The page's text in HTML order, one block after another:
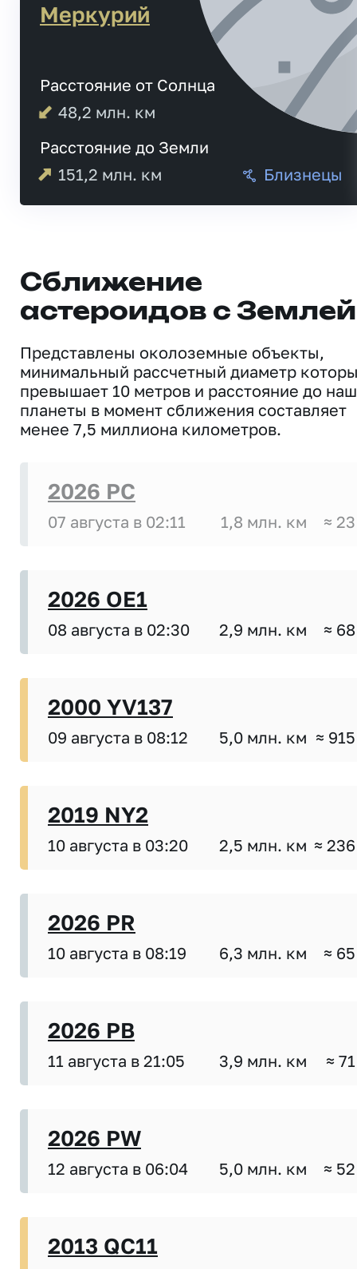
Меркурий
Расстояние от Солнца
48,2 млн. км
Расстояние до Земли
151,2 млн. км Близнецы
Сближение
астероидов с Землей
Представлены околоземные объекты,
минимальный рассчетный диаметр
превышает 10 метров и расстояние до
планеты в момент сближения составляет
менее 7,5 миллиона километров.
2026 PC
07 августа в 02:11 1,8 млн. км ≈
2026 OE1
08 августа в 02:30 2,9 млн. км ≈
2000 YV137
09 августа в 08:12 5,0 млн. км ≈
2019 NY2
10 августа в 03:20 2,5 млн. км ≈
2026 PR
10 августа в 08:19 6,3 млн. км ≈
2026 PB
11 августа в 21:05 3,9 млн. км ≈
2026 PW
12 августа в 06:04 5,0 млн. км ≈
2013 QC11